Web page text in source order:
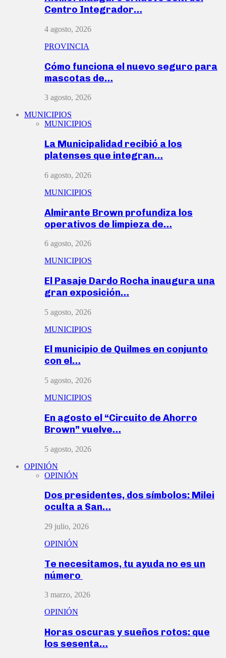
Centro Integrador…
4 agosto, 2026
PROVINCIA
Cómo funciona el nuevo seguro para
mascotas de…
3 agosto, 2026
MUNICIPIOS
MUNICIPIOS
La Municipalidad recibió a los
platenses que integran…
6 agosto, 2026
MUNICIPIOS
Almirante Brown profundiza los
operativos de limpieza de…
6 agosto, 2026
MUNICIPIOS
El Pasaje Dardo Rocha inaugura una
gran exposición…
5 agosto, 2026
MUNICIPIOS
El municipio de Quilmes en conjunto
con el…
5 agosto, 2026
MUNICIPIOS
En agosto el “Circuito de Ahorro
Brown” vuelve…
5 agosto, 2026
OPINIÓN
OPINIÓN
Dos presidentes, dos símbolos: Milei
oculta a San…
29 julio, 2026
OPINIÓN
Te necesitamos, tu ayuda no es un
número
3 marzo, 2026
OPINIÓN
Horas oscuras y sueños rotos: que
los sesenta…